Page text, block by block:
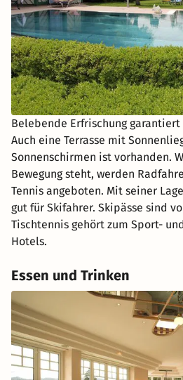
Belebende Erfrischung
Auch eine Terrasse mit
Sonnenschirmen ist vorhanden.
Bewegung steht, werden
Tennis angeboten. Mit seiner
gut für Skifahrer. Skipässe sind
Tischtennis gehört zum Sport-
Hotels.
Essen und Trinken